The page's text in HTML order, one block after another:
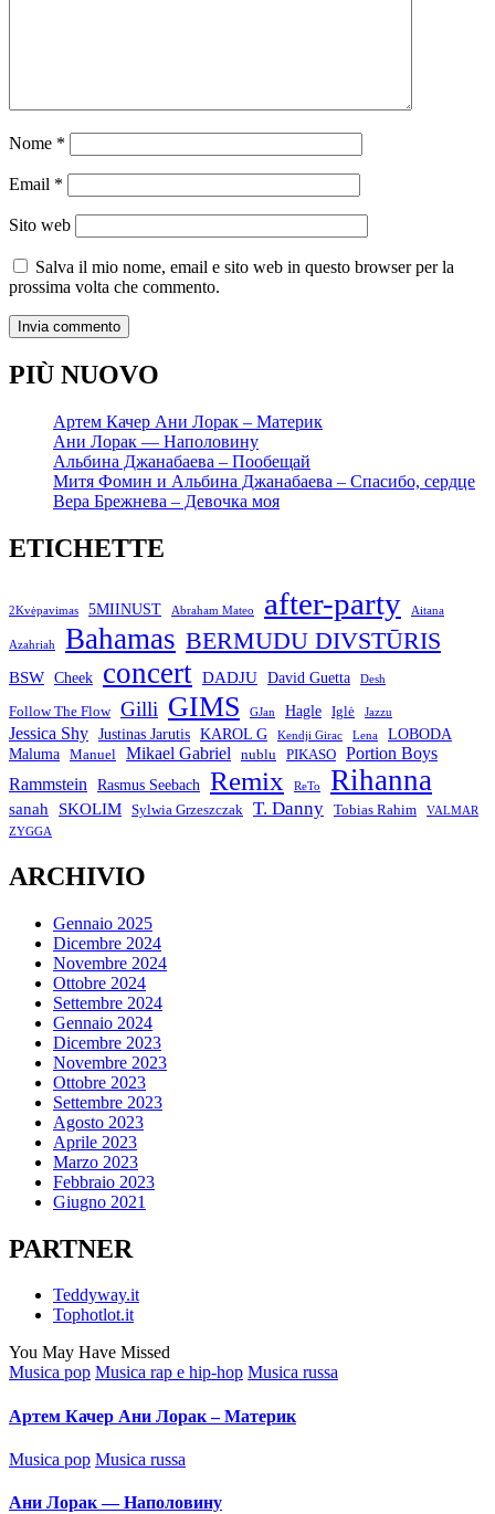
Nome *
Email *
Sito web
Salva il mio nome, email e sito web in questo browser per la
prossima volta che commento.
PIÙ NUOVO
Артем Качер Ани Лорак – Материк
Ани Лорак — Наполовину
Альбина Джанабаева – Пообещай
Митя Фомин и Альбина Джанабаева – Спасибо, сердце
Вера Брежнева – Девочка моя
ETICHETTE
2Kvėpavimas 5MIINUST Abraham Mateo after-party Aitana
Azahriah Bahamas BERMUDU DIVSTŪRIS
BSW Cheek concert DADJU David Guetta Desh
Follow The Flow Gilli GIMS GJan Hagle Iglė Jazzu
Jessica Shy Justinas Jarutis KAROL G Kendji Girac Lena LOBODA
Maluma Manuel Mikael Gabriel nublu PIKASO
Portion Boys
Rammstein
Rasmus Seebach Remix ReTo Rihanna
sanah SKOLIM Sylwia Grzeszczak T. Danny Tobias Rahim VALMAR
ZYGGA
ARCHIVIO
Gennaio 2025
Dicembre 2024
Novembre 2024
Ottobre 2024
Settembre 2024
Gennaio 2024
Dicembre 2023
Novembre 2023
Ottobre 2023
Settembre 2023
Agosto 2023
Aprile 2023
Marzo 2023
Febbraio 2023
Giugno 2021
PARTNER
Teddyway.it
Tophotlot.it
You May Have Missed
Posted
Musica pop Musica rap e hip-hop Musica russa
Артем Качер Ани Лорак – Материк
Posted
Musica pop Musica russa
Ани Лорак — Наполовину